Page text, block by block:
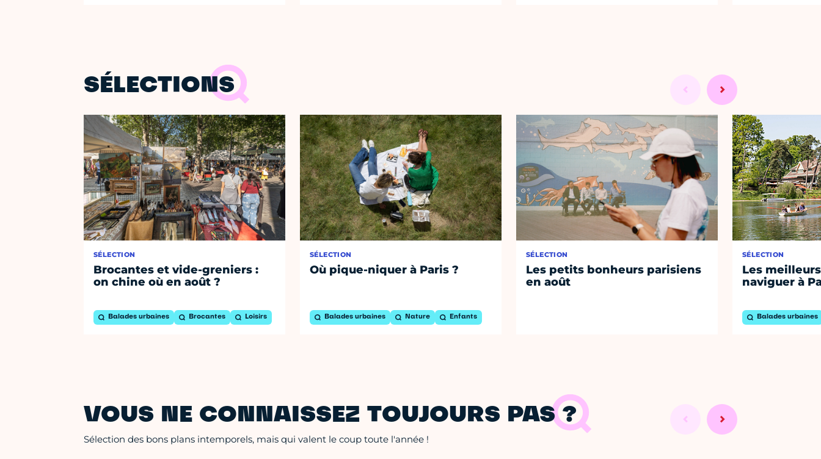
SÉLECTIONS
SÉLECTION
Brocantes et vide-greniers :
on chine où en août ?
Balades urbaines Brocantes Loisirs
SÉLECTION
Où pique-niquer à Paris ?
Balades urbaines Nature Enfants
SÉLECTION
Les petits bonheurs parisiens
en août
SÉLECTION
Les
naviguer à
Balades urbaines
VOUS NE CONNAISSEZ TOUJOURS PAS ?
Sélection des bons plans intemporels, mais qui valent le coup toute l'année !